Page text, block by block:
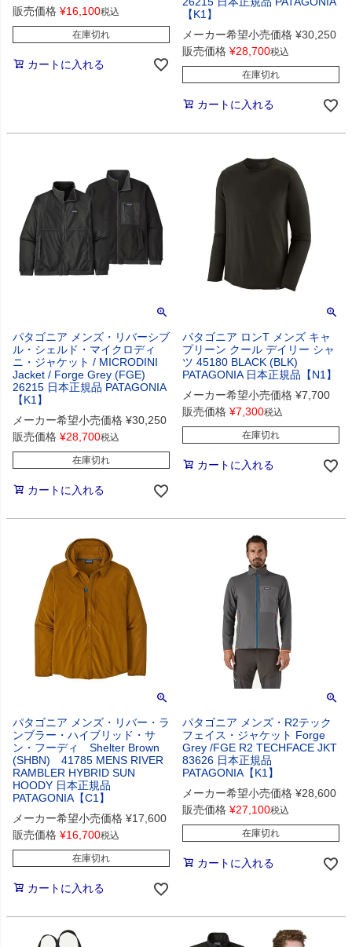
販売価格 ¥16,100税込
在庫切れ
カートに入れる
【K1】
メーカー希望小売価格 ¥30,250
販売価格 ¥28,700税込
在庫切れ
カートに入れる
パタゴニア メンズ・リバーシブ
ル・シェルド・マイクロディ
ニ・ジャケット / MICRODINI
Jacket / Forge Grey (FGE)
26215 日本正規品 PATAGONIA
【K1】
メーカー希望小売価格 ¥30,250
販売価格 ¥28,700税込
在庫切れ
カートに入れる
パタゴニア ロンT メンズ キャ
プリーン クール デイリー シャ
ツ 45180 BLACK (BLK)
PATAGONIA 日本正規品【N1】
メーカー希望小売価格 ¥7,700
販売価格 ¥7,300税込
在庫切れ
カートに入れる
パタゴニア メンズ・リバー・ラ
ンブラー・ハイブリッド・サ
ン・フーディ Shelter Brown
(SHBN) 41785 MENS RIVER
RAMBLER HYBRID SUN
HOODY 日本正規品
PATAGONIA【C1】
メーカー希望小売価格 ¥17,600
販売価格 ¥16,700税込
在庫切れ
カートに入れる
パタゴニア メンズ・R2テック
フェイス・ジャケット Forge
Grey /FGE R2 TECHFACE JKT
83626 日本正規品
PATAGONIA【K1】
メーカー希望小売価格 ¥28,600
販売価格 ¥27,100税込
在庫切れ
カートに入れる